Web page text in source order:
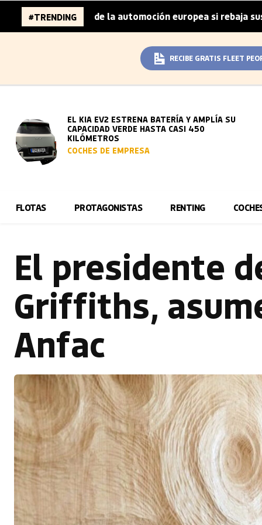
#TRENDING
de la automoción europea si rebaja sus metas de
RECIBE GRATIS FLEET
EL KIA EV2 ESTRENA BATERÍA Y AMPLÍA SU
CAPACIDAD VERDE HASTA CASI 450
KILÓMETROS
COCHES DE EMPRESA
FLOTAS PROTAGONISTAS RENTING
El presidente
Griffiths,
Anfac